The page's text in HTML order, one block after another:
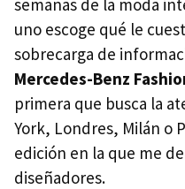
semanas de la moda
uno escoge qué le
sobrecarga de
Mercedes-Benz
primera que busca la
York, Londres, Milán o
edición en la que me
diseñadores.